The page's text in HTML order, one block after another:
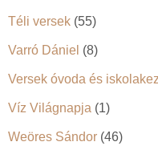
Téli versek (55)
Varró Dániel (8)
Versek óvoda és
Víz Világnapja (1)
Weöres Sándor (46)